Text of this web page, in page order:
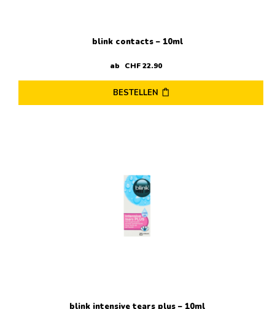
blink contacts – 10ml
ab CHF22.90
BESTELLEN
blink intensive tears plus – 10ml